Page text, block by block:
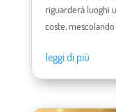
riguarderà luoghi
coste, mescolando
leggi di più